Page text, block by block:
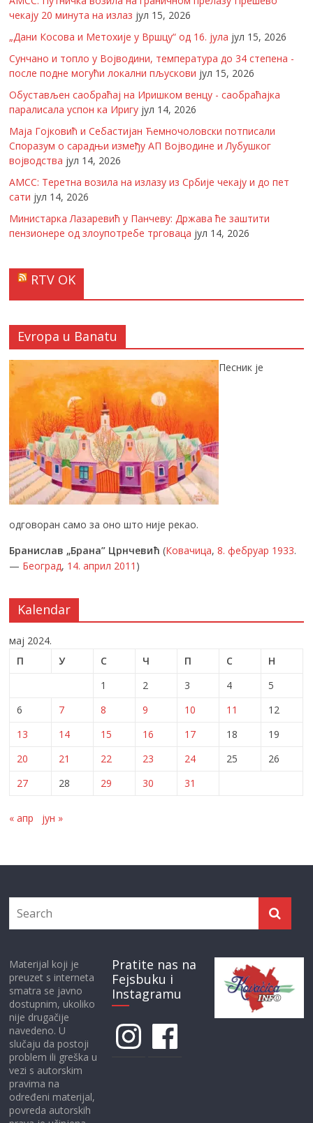
чекају 20 минута на излаз јул 15, 2026
„Дани Косова и Метохије у Вршцу“ од 16. јула јул 15, 2026
Сунчано и топло у Војводини, температура до 34 степена -
после подне могући локални пљускови јул 15, 2026
Обустављен саобраћај на Иришком венцу - саобраћајка
паралисала успон ка Иригу јул 14, 2026
Маја Гојковић и Себастијан Ћемночоловски потписали
Споразум о сарадњи између АП Војводине и Лубушког
војводства јул 14, 2026
АМСС: Теретна возила на излазу из Србије чекају и до пет
сати јул 14, 2026
Министарка Лазаревић у Панчеву: Држава ће заштити
пензионере од злоупотребе трговаца јул 14, 2026
RTV OK
Evropa u Banatu
Песник је
одговоран само за оно што није рекао.
Бранислав „Брана” Црнчевић (Ковачица,8. фебруар 1933.
— Београд, 14. април 2011 )
Kalendar
мај 2024.
П
У С Ч П С
Н
1
2 3 4
5
6
7 8 9 10 11
12
13
14 15 16 17 18
19
20
21 22 23 24 25
26
27
28 29 30 31
« апр јун »
Materijal koji je
preuzet s interneta
smatra se javno
dostupnim, ukoliko
nije drugačije
navedeno. U
slučaju da postoji
problem ili greška u
vezi s autorskim
pravima na
određeni materijal,
povreda autorskih
Pratite nas na
Fejsbuku i
Instagramu
InstagramFacebook